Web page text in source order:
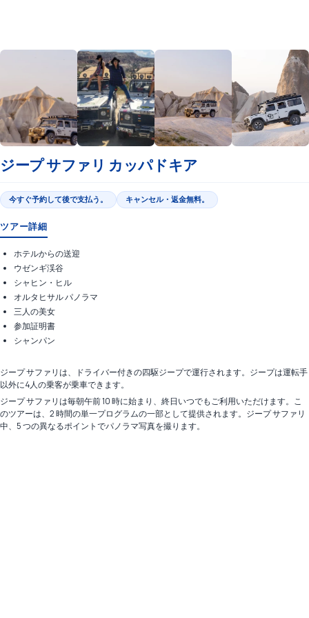
ジープ サファリ カッパドキア
今すぐ予約して後で支払う。 キャンセル・返金無料。
ツアー詳細
ホテルからの送迎
ウゼンギ渓谷
シャヒン・ヒル
オルタヒサル パノラマ
三人の美女
参加証明書
シャンパン
ジープ サファリは、ドライバー付きの四駆ジープで運行されます。ジープは運転手
以外に4人の乗客が乗車できます。
ジープ サファリは毎朝午前 10 時に始まり、終日いつでもご利用いただけます。こ
のツアーは、2 時間の単一プログラムの一部として提供されます。ジープ サファリ
中、5 つの異なるポイントでパノラマ写真を撮ります。